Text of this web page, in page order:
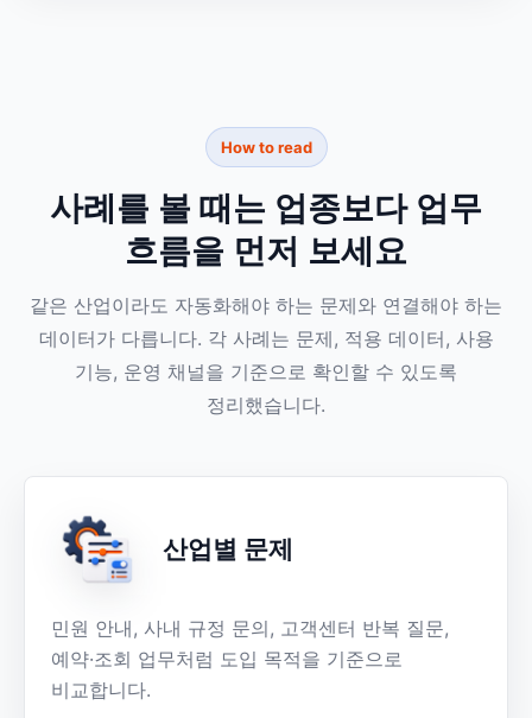
How to read
사례를 볼 때는 업종보다 업무
흐름을 먼저 보세요
같은 산업이라도 자동화해야 하는 문제와 연결해야 하는
데이터가 다릅니다. 각 사례는 문제, 적용 데이터, 사용
기능, 운영 채널을 기준으로 확인할 수 있도록
정리했습니다.
산업별 문제
민원 안내, 사내 규정 문의, 고객센터 반복 질문,
예약·조회 업무처럼 도입 목적을 기준으로
비교합니다.